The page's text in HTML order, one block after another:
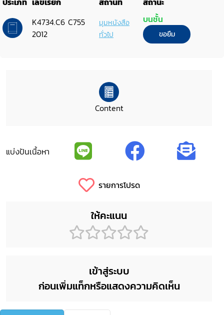
K4734.C6 C755
2012
มุมหนังสือ
ทั่วไป
บนชั้น
ขอยืม
Content
แบ่งปันเนื้อหา
รายการโปรด
ให้คะแนน
เข้าสู่ระบบ
ก่อนเพิ่มแท็กหรือแสดงความคิดเห็น